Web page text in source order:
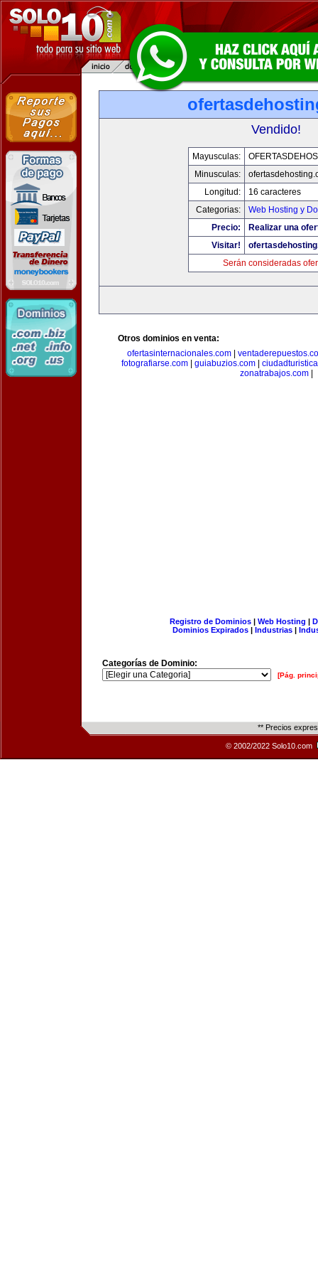
Vendido!
Mayusculas:
Minusculas:
Longitud:
16 caracteres
Categorias:
Web Hosting y
Precio:
Realizar una
Visitar!
Serán consideradas
Otros dominios en venta:
ofertasinternacionales.com|
fotografiarse.com
guiabuzios.com
zonatrabajos.com|
Registro de Dominios| Web Hosting |
Dominios Expirados | Industrias |
Categorías de Dominio:
[Pág.
** Precios
© 2002/2022 Solo10.com